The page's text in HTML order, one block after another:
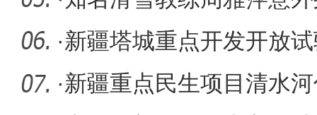
在调查事
·新疆塔城重点开发开放
发展区企
·新疆重点民生项目清水